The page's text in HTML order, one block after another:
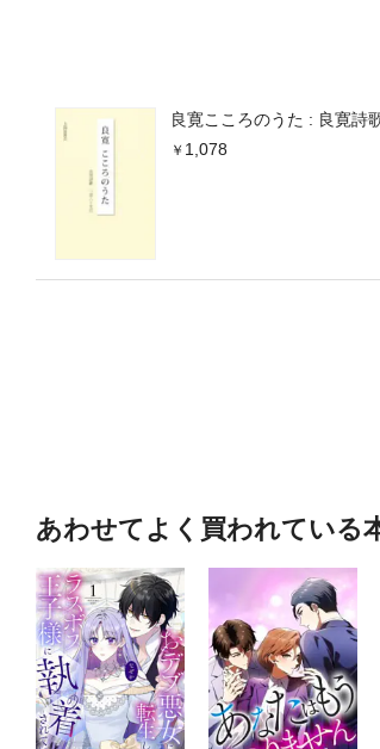
良寛こころのうた : 良寛詩
1,078
あわせてよく買われている